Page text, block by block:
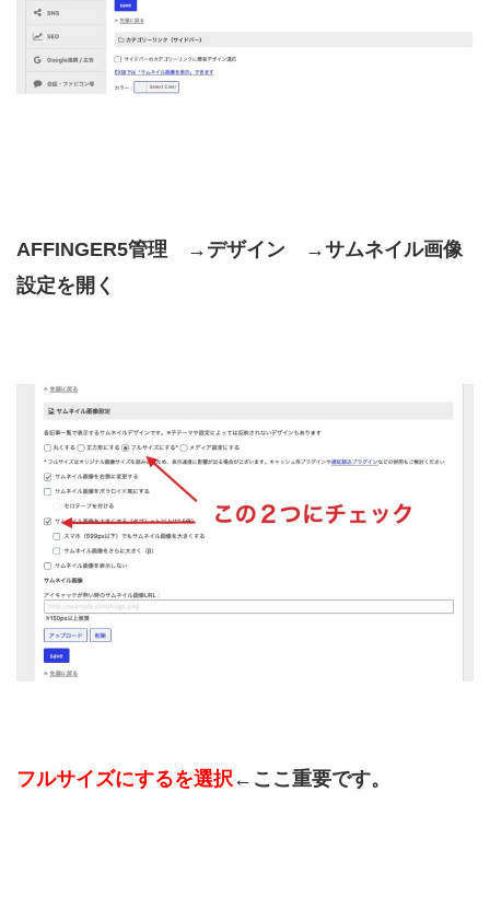
AFFINGER5管理 →デザイン →サムネイル画像
設定を開く
フルサイズにするを選択←ここ重要です。